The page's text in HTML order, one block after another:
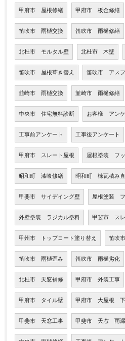
甲府市 屋根修繕 甲府市 板金修繕
笛吹市 雨樋交換 笛吹市 雨樋修繕
北杜市 モルタル壁 北杜市 木壁
笛吹市 屋根葺き替え 笛吹市 アスフ
韮崎市 雨樋交換 韮崎市 雨樋修繕
中央市 住宅無料診断 お客様 アンケ
工事前アンケート 工事後アンケート
甲府市 スレート屋根 屋根塗装 フ
昭和町 漆喰修繕 昭和町 棟瓦積み
甲斐市 サイデイング壁 屋根塗装
外壁塗装 ラジカル塗料 甲斐市 スレ
甲州市 トップコート塗り替え 笛吹
笛吹市 雨樋歪み 笛吹市 雨樋劣化
北杜市 天窓補修 甲府市 外装工事
甲府市 タイル壁 甲府市 大屋根 下
甲斐市 天窓工事 甲斐市 天窓 雨